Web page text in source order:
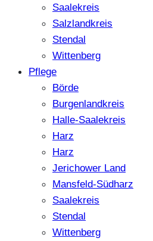
Saalekreis
Salzlandkreis
Stendal
Wittenberg
Pflege
Börde
Burgenlandkreis
Halle-Saalekreis
Harz
Harz
Jerichower Land
Mansfeld-Südharz
Saalekreis
Stendal
Wittenberg